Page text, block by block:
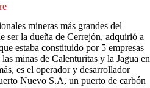
mineras más grandes del
ser la dueña de Cerrejón, adquirió a
estaba constituido por 5 empresas
minas de Calenturitas y la Jagua en
es el operador y desarrollador
Nuevo S.A, un puerto de carbón